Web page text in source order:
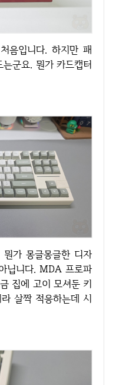
군요. 뭔가 카드캡터
닙니다. MDA 프로파
집에 고이 모셔둔 키
살짝 적응하는데 시